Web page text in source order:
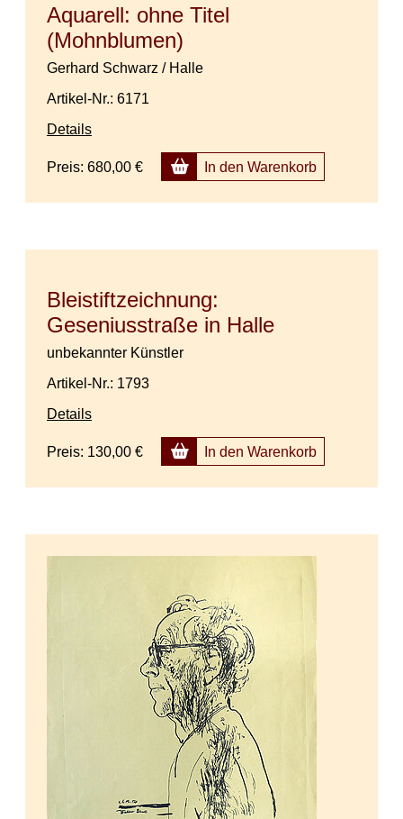
Aquarell: ohne Titel
(Mohnblumen)
Gerhard Schwarz / Halle
Artikel-Nr.: 6171
Details
Preis: 680,00 € In den Warenkorb
Bleistiftzeichnung:
Geseniusstraße in Halle
unbekannter Künstler
Artikel-Nr.: 1793
Details
Preis: 130,00 € In den Warenkorb